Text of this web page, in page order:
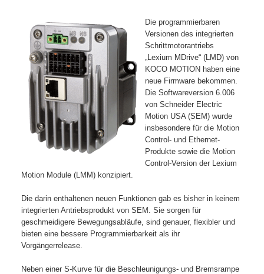
Die programmierbaren
Versionen des integrierten
Schrittmotorantriebs
„Lexium MDrive“ (LMD) von
KOCO MOTION haben eine
neue Firmware bekommen.
Die Softwareversion 6.006
von Schneider Electric
Motion USA (SEM) wurde
insbesondere für die Motion
Control- und Ethernet-
Produkte sowie die Motion
Control-Version der Lexium
Motion Module (LMM) konzipiert.
Die darin enthaltenen neuen Funktionen gab es bisher in keinem
integrierten Antriebsprodukt von SEM. Sie sorgen für
geschmeidigere Bewegungsabläufe, sind genauer, flexibler und
bieten eine bessere Programmierbarkeit als ihr
Vorgängerrelease.
Neben einer S-Kurve für die Beschleunigungs- und Bremsrampe